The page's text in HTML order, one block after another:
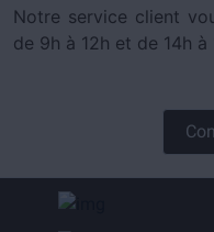
Notre service client
de 9h à 12h et de 14h à